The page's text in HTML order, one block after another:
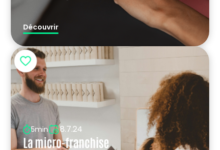
Découvrir
5min 8.7.24
La micro-franchise